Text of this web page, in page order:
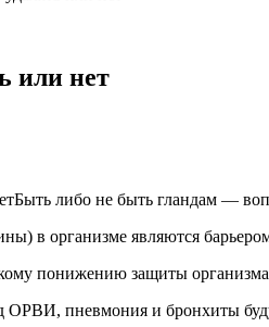
или нет
Быть либо не быть гландам —
в организме являются
понижению защиты
ОРВИ, пневмония и бронхиты